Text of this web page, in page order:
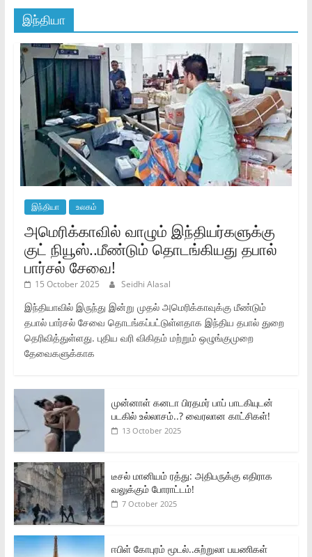
இந்தியா
இந்தியா உலகம்
அமெரிக்காவில் வாழும் இந்தியர்களுக்கு
குட் நியூஸ்..மீண்டும் தொடங்கியது தபால்
பார்சல் சேவை!
15 October 2025 Seidhi Alasal
இந்தியாவில் இருந்து இன்று முதல் அமெரிக்காவுக்கு மீண்டும்
தபால் பார்சல் சேவை தொடங்கப்பட்டுள்ளதாக இந்திய தபால் துறை
தெரிவித்துள்ளது. புதிய வரி விகிதம் மற்றும் ஒழுங்குமுறை
தேவைகளுக்காக
முன்னாள் கனடா பிரதமர் பாப் பாடகியுடன்
படகில் உல்லாசம்..? வைரலான காட்சிகள்!
13 October 2025
டீசல் மானியம் ரத்து: அதிபருக்கு எதிராக
வலுக்கும் போராட்டம்!
7 October 2025
ஈபிள் கோபுரம் மூடல்..சுற்றுலா பயணிகள்